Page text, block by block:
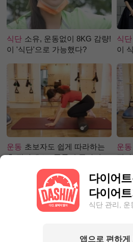
식단 소유, 운동없이 8KG 감량!
이 '식단'으로 가능했다?
식단
이
운동 초보자도 쉽게 따라하는
홈 필라테스 - 폼롤러 종아리 알
운동
필
다이어
다이어
식단 관리, 운
앱으로 편하게